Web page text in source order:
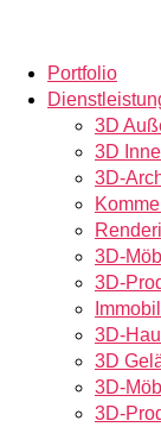
Portfolio
3D
3D
3D-
3D-
3D-
3D-
3D
3D-
3D-